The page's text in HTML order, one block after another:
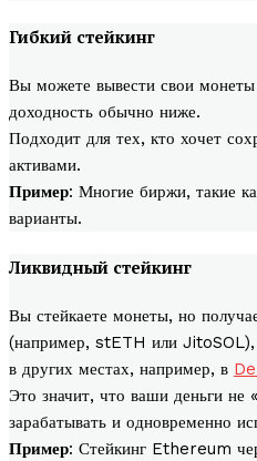
Гибкий стейкинг
Вы можете вывести свои
доходность обычно ниже.
Подходит для тех, кто хочет
активами.
Пример: Многие биржи, такие
варианты.
Ликвидный стейкинг
Вы стейкаете монеты, но
(например, stETH или JitoSOL),
в других местах, например, в
Это значит, что ваши деньги
зарабатывать и одновременно
Пример: Стейкинг Ethereum